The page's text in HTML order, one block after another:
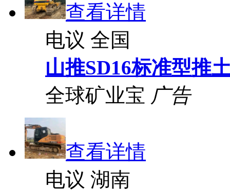
查看详情
电议 全国
山推SD16标准型推
全球矿业宝 广告
查看详情
电议 湖南